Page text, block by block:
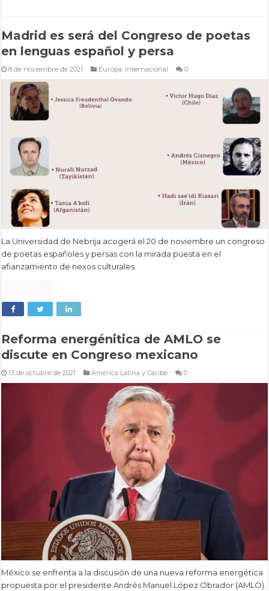
Madrid es será del Congreso de poetas
en lenguas español y persa
8 de noviembre de 2021 Europa, Internacional 0
La Universidad de Nebrija acogerá el 20 de noviembre un congreso
de poetas españoles y persas con la mirada puesta en el
afianzamiento de nexos culturales.
Reforma energénitica de AMLO se
discute en Congreso mexicano
13 de octubre de 2021 América Latina y Caribe 0
México se enfrenta a la discusión de una nueva reforma energética
propuesta por el presidente Andrés Manuel López Obrador (AMLO).